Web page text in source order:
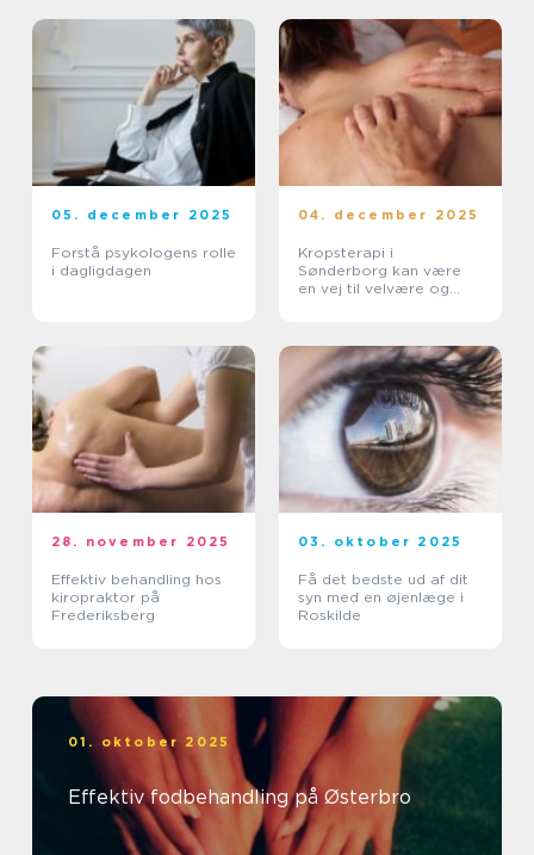
05. december 2025
Forstå psykologens rolle
i dagligdagen
04. december 2025
Kropsterapi i
Sønderborg kan være
en vej til velvære og
28. november 2025
Effektiv behandling hos
kiropraktor på
Frederiksberg
03. oktober 2025
Få det bedste ud af dit
syn med en øjenlæge i
Roskilde
01. oktober 2025
Effektiv fodbehandling på Østerbro